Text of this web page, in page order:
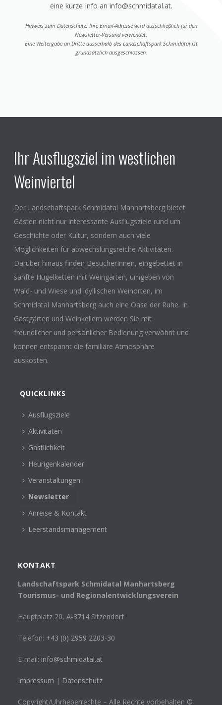
eine kurze Info an info@schmidatal.at.
Hinweis zum Datenschutz: Ihre Email-Adresse wird ausschließlich für den
Newsletter-Versand verwendet.
Eine Weitergabe an Dritte ausserhalb des Landschaftspark Schmidatal ist
grundsätzlich ausgeschlossen.
Ihr Ausflugsziel im westlichen
Weinviertel
Der Landschaftspark Schmidatal Manhartsberg bietet
Gästen nicht nur interessante Ausflugsziele rund um
Geschichte oder Kultur, sondern auch viele
Möglichkeiten für abwechslungsreiche Aktivitäten.
Darüber hinaus finden BesucherInnen, eingebettet in
sanfte Hügelketten mit Weingärten, umgeben von
Wald- und Wiese und idyllischen Weinorten, im
Schmidatal Manhartsberg auch eine Oase der Ruhe. In
Gastgärten und Weinkellern werden Sie mit
freundlicher und persönlicher Bedienung verwöhnt und
können entspannt die familiäre Atmosphäre
auskosten.
QUICKLINKS
Ausflugsziele
Aktivitäten
Gastlichkeit
Heurigenkalender
Veranstaltungen
Newsletter
Anreise & Kontakt
Leerstandsmanagement
KONTAKT
Landschaftspark Schmidatal Manhartsberg
Tourismus- und Regionalentwicklungsverein
Hauptplatz 20, A-3714 Sitzendorf
Telefon: +43 (0) 2959 2203-30
E-mail: info@schmidatal.at
Impressum | Datenschutz
Copyright/Uhrheberrechte – Alle Rechte vorbehalten ©